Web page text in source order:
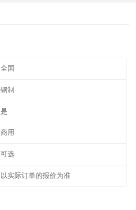
全国
钢制
是
商用
可选
以实际订单的报价为准